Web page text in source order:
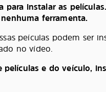
para instalar as
ferramenta.
peículas podem ser
no vídeo.
e do veículo,